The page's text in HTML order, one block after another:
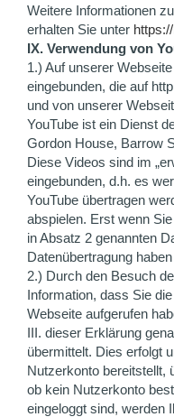
Weitere Informationen
erhalten Sie unter
IX. Verwendung von
1.) Auf unserer
eingebunden, die auf
und von unserer
YouTube ist ein Dienst
Gordon House, Barrow
Diese Videos sind im
eingebunden, d.h. es
YouTube übertragen
abspielen. Erst wenn
in Absatz 2 genannten
Datenübertragung
2.) Durch den Besuch
Information, dass Sie
Webseite aufgerufen
III. dieser Erklärung
übermittelt. Dies erfolgt
Nutzerkonto bereitstellt,
ob kein Nutzerkonto
eingeloggt sind, werden